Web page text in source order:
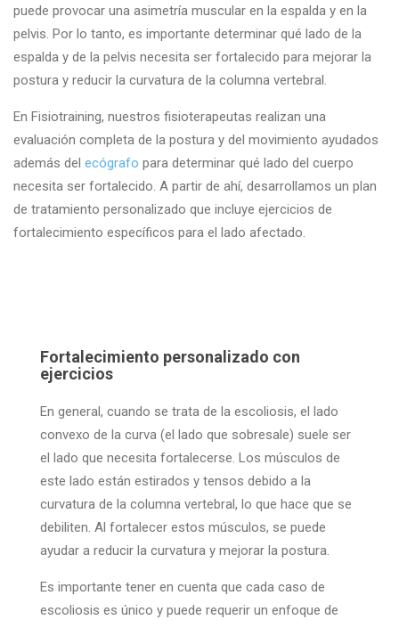
puede provocar una asimetría muscular en la espalda y en la
pelvis. Por lo tanto, es importante determinar qué lado de la
espalda y de la pelvis necesita ser fortalecido para mejorar la
postura y reducir la curvatura de la columna vertebral.
En Fisiotraining, nuestros fisioterapeutas realizan una
evaluación completa de la postura y del movimiento ayudados
además del ecógrafo para determinar qué lado del cuerpo
necesita ser fortalecido. A partir de ahí, desarrollamos un plan
de tratamiento personalizado que incluye ejercicios de
fortalecimiento específicos para el lado afectado.
Fortalecimiento personalizado con
ejercicios
En general, cuando se trata de la escoliosis, el lado
convexo de la curva (el lado que sobresale) suele ser
el lado que necesita fortalecerse. Los músculos de
este lado están estirados y tensos debido a la
curvatura de la columna vertebral, lo que hace que se
debiliten. Al fortalecer estos músculos, se puede
ayudar a reducir la curvatura y mejorar la postura.
Es importante tener en cuenta que cada caso de
escoliosis es único y puede requerir un enfoque de